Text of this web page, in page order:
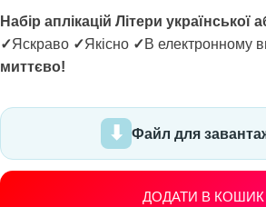
Набір аплікацій Літери української
✓Яскраво ✓Якісно ✓В електронному
миттєво!
Файл для
ДОДАТИ В КОШИК